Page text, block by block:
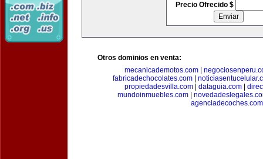
Precio Ofrecido $
Otros dominios en venta:
mecanicademotos.com|
fabricadechocolates.com|
propiedadesvilla.com| dataguia.com|
mundoinmuebles.com
agenciadecoches.com